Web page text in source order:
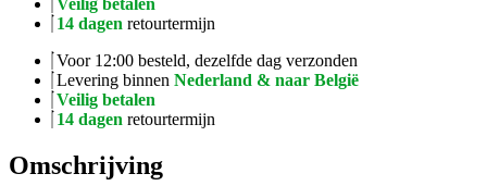
Veilig betalen
14 dagen retourtermijn
Voor 12:00 besteld, dezelfde dag verzonden
Levering binnen Nederland & naar België
Veilig betalen
14 dagen retourtermijn
Omschrijving